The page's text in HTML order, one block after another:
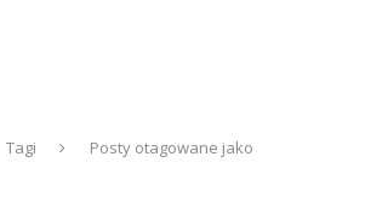
Tagi
Posty otagowane jako